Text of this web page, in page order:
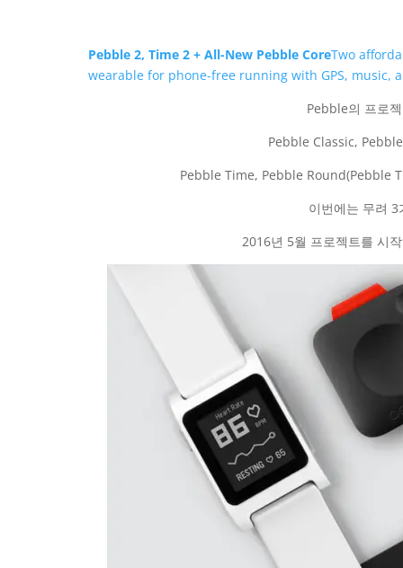
Pebble 2, Time 2 + All-New Pebble CoreTwo
wearable for phone-free running with GPS, music,
Pebble의 프로
Pebble Classic,
Pebble Time, Pebble Round(Pebble
이번에는 무려
2016년 5월 프로젝트를 시